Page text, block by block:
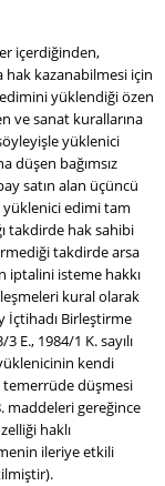
içerdiğinden,
kazanabilmesi için
yüklendiği özen
ve sanat kurallarına
yüklenici
düşen bağımsız
satın alan üçüncü
edimi tam
takdirde hak sahibi
takdirde arsa
iptalini isteme hakkı
kural olarak
İçtihadı Birleştirme
E., 1984/1 K. sayılı
kendi
düşmesi
maddeleri gereğince
haklı
ileriye etkili